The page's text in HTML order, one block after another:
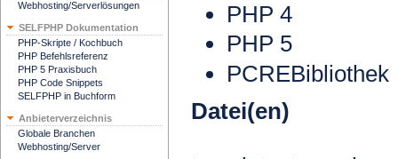
Webhosting/Serverlösungen
SELFPHP Dokumentation
PHP-Skripte / Kochbuch
PHP Befehlsreferenz
PHP 5 Praxisbuch
PHP Code Snippets
SELFPHP in Buchform
Anbieterverzeichnis
Globale Branchen
Webhosting/Server
PHP 4
PHP 5
PCREBibliothek
Datei(en)